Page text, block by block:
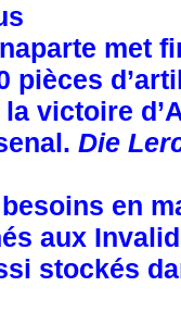
met
pièces
victoire
Die
en
aux
stockés